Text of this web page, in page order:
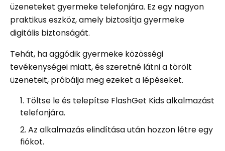
üzeneteket gyermeke telefonjára. Ez egy nagyon
praktikus eszköz, amely biztosítja gyermeke
digitális biztonságát.
Tehát, ha aggódik gyermeke közösségi
tevékenységei miatt, és szeretné látni a törölt
üzeneteit, próbálja meg ezeket a lépéseket.
Töltse le és telepítse FlashGet Kids alkalmazást
telefonjára.
Az alkalmazás elindítása után hozzon létre egy
fiókot.